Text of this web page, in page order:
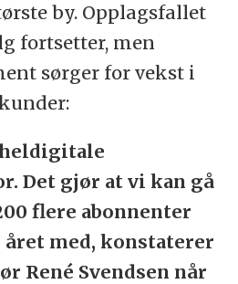
by. Opplagsfallet
fortsetter, men
sørger for vekst i
Det gjør at vi kan gå
flere abonnenter
med, konstaterer
René Svendsen når